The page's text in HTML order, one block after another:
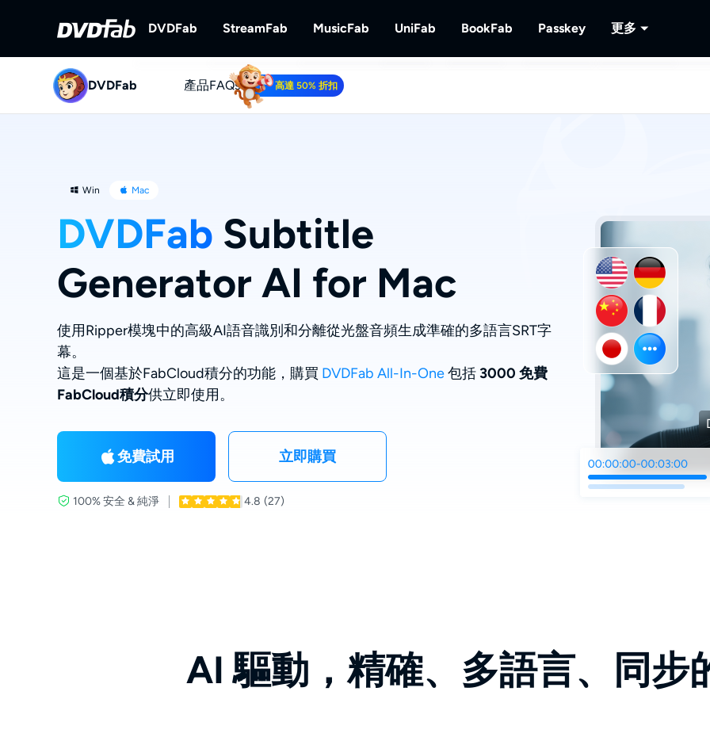
DVDFab
DVDFab
完備的DVD/藍光/UHD方案。
StreamFab
StreamFab
MusicFab UniFab BookFab Passkey 更多
DVDFab 產品FAQs 高達 50% 折扣
Win Mac
DVDFab Subtitle
Generator AI for Mac
使用Ripper模塊中的高級AI語音識別和分離從光盤音頻生成準確的多語言SRT字
幕。
這是一個基於FabCloud積分的功能，購買 DVDFab All-In-One包括3000 免費
FabCloud積分供立即使用。
免費試用 立即購買
100% 安全 & 純淨 4.8 (27)
AI 驅動，精確、多語言、同步